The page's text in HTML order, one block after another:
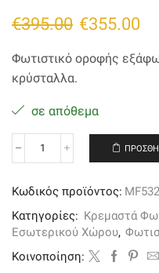
€395.00 Original
price
€355.00Η
Φωτιστικό οροφής
κρύσταλλα.
σε απόθεμα
Φωτιστικό
G9
κρύσταλλα
ποσότητα
Κωδικός προϊόντος: MF532
Κατηγορίες: Κρεμαστά
Εσωτερικού Χώρου,
Kοινοποίηση: